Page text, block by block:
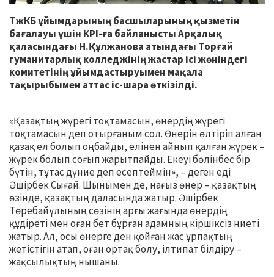
ТжКБ ұйымдарының басшыларының қызметін
бағалауы үшін КРІ-ға байланысты Арқалық
қаласындағы Н.Құлжанова атындағы Торғай
гуманитарлық колледжінің жастар ісі жөніндегі
комитетінің ұйымдастыруымен мақала
тақырыбымен аттас іс-шара өткізілді.
«Қазақтың жүрегі тоқтамасын, өнердің жүрегі
тоқтамасын деп отырғаным сол. Өнерін өлтіріп алған
қазақ ел болып оңбайды, елінен айнып қалған жүрек –
жүрек болып соғып жарытпайды. Екеуі бөлінбес бір
бүтін, тұтас дүние деп есептеймін», – деген еді
Әшірбек Сығай. Шынымен де, нағыз өнер – қазақтың
өзінде, қазақтың даласында жатыр. Әшірбек
Төребайұлының сөзінің арғы жағында өнердің
құдіреті мен оған бет бұрған адамның кіршіксіз ниеті
жатыр. Ал, осы өнерге ден қойған жас ұрпақтың
жетістігін атап, оған ортақ болу, ілтипат білдіру –
жақсылықтың нышаны.